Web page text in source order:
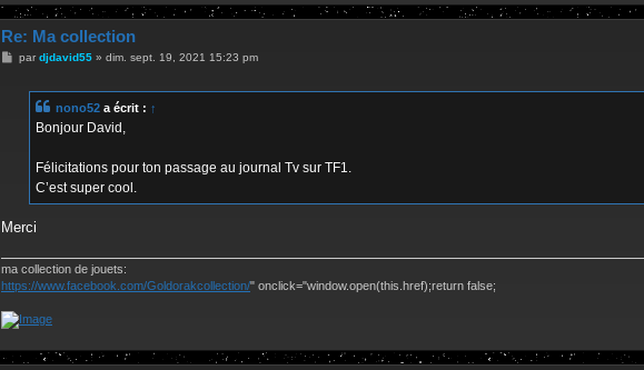
Re: Ma collection
Mpar djdavid55» dim. sept. 19, 2021 15:23 pm
nono52 a écrit : ↑
Bonjour David,
Félicitations pour ton passage au journal Tv sur TF1.
C’est super cool.
Merci
ma collection de jouets:
https://www.facebook.com/Goldorakcollection/" onclick="window.open(this.href);return false;